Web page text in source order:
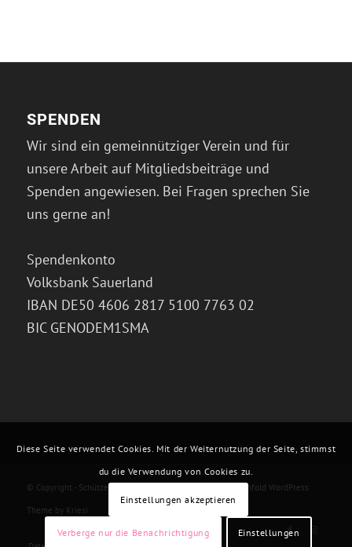
SPENDEN
Wir sind ein gemeinnütziger Verein und für
unsere Arbeit auf Mitgliedsbeiträge und
Spenden angewiesen. Bei Fragen sprechen Sie
uns gerne an!
Spendenkonto
Volksbank Sauerland
IBAN DE50 4606 2817 5100 7763 02
BIC GENODEM1SMA
© Copyright - Schützenbruderschaft St. Michael Olsberg Enfold WordPress
Theme by Kriesi
Diese Seite verwendet Cookies. Mit der Weiternutzung der Seite, stimmst
du die Verwendung von Cookies zu.
Einstellungen akzeptieren
Verberge nur die Benachrichtigung Einstellungen